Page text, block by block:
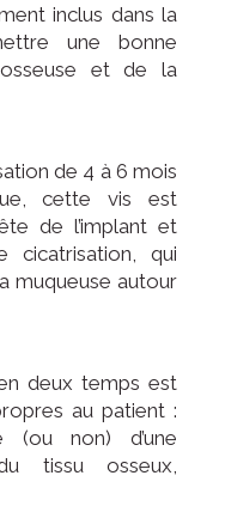
inclus dans la
une bonne
et de la
de 4 à 6 mois
cette vis est
de l’implant et
qui
muqueuse autour
deux temps est
au patient :
(ou non) d’une
tissu osseux,